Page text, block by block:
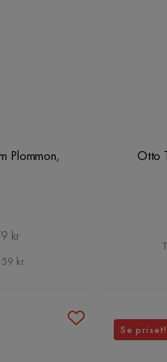
Plommon,
kr
kr
Otto
Se priset!